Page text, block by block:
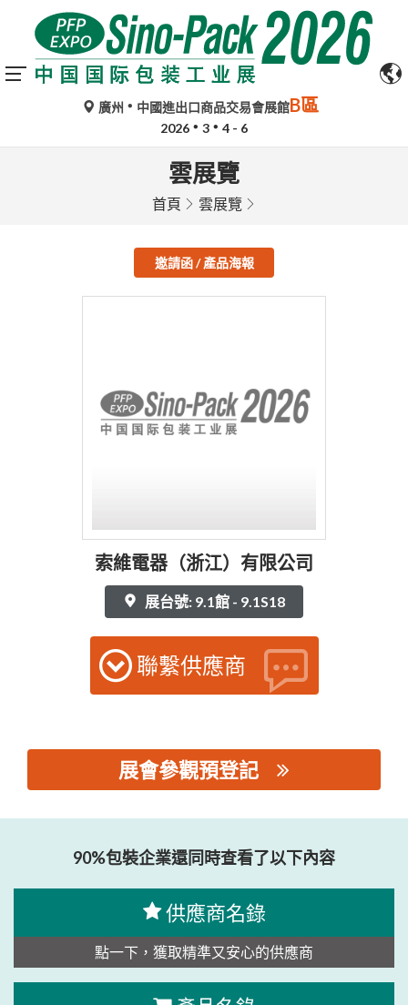
廣州 中國進出口商品交易會展館B區
2026 3 4 - 6
雲展覽
首頁 雲展覽
邀請函 / 產品海報
索維電器（浙江）有限公司
展台號: 9.1館 - 9.1S18
聯繫供應商
展會參觀預登記
90%包裝企業還同時查看了以下內容
供應商名錄
點一下，獲取精準又安心的供應商